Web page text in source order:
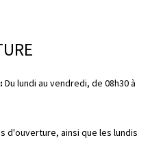
Du lundi au vendredi, de 08h30 à
d'ouverture, ainsi que les lundis